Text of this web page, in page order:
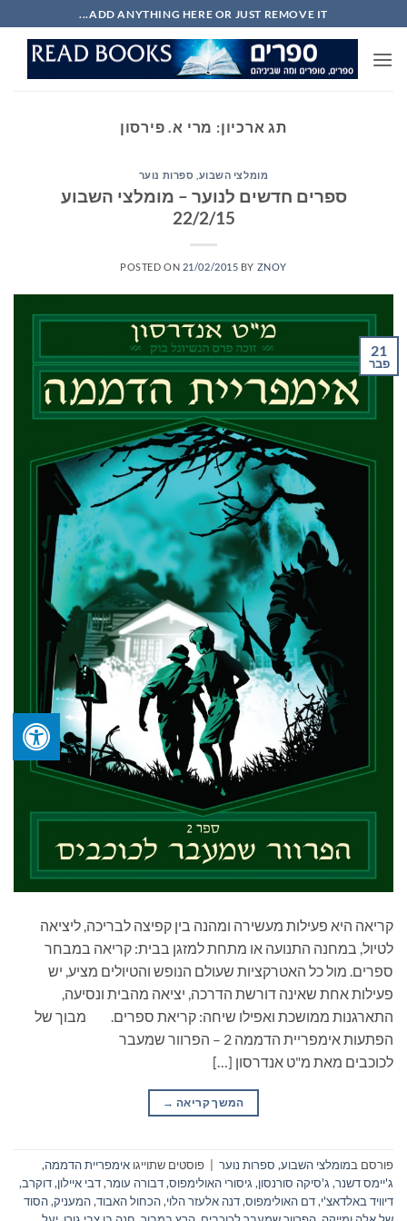
to
content
ADD ANYTHING HERE OR JUST REMOVE IT...
תג ארכיון: מרי א. פירסון
מומלצי השבוע ספרות נוער
ספרים חדשים לנוער – מומלצי השבוע
22/2/15
POSTED ON 21/02/2015 BY ZNOY
21
פבר
קריאה היא פעילות מעשירה ומהנה בין קפיצה לבריכה, ליציאה
לטיול, במחנה התנועה או מתחת למזגן בבית: קריאה במבחר
ספרים. מול כל האטרקציות שעולם הנופש והטיולים מציע, יש
פעילות אחת שאינה דורשת הדרכה, יציאה מהבית ונסיעה,
התארגנות ממושכת ואפילו שיחה: קריאת ספרים. מבוך של
הפתעות אימפריית הדממה 2 – הפרוור שמעבר
לכוכבים מאת מ"ט אנדרסון […]
המשך קריאה →
פורסם במומלצי השבוע, ספרות נוער פוסטים שתוייגו אימפריית הדממה,
ג'יימס דשנר, ג'סיקה סורנסון, גיסורי האולימפוס,דבורה עומר,דבי איילון,דוקרב,
דיוויד באלדאצ'י,דם האולימפוס,דנה אלעזר הלוי,הכחול האבוד,המעניק,הסוד